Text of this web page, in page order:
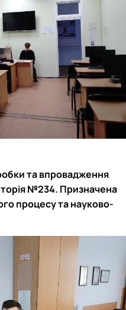
та впровадження
№234. Призначена
процесу та науково-